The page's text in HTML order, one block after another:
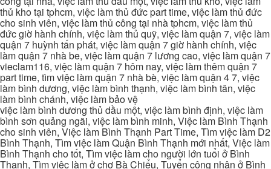
thủ kho tại tphcm, việc làm thủ đức part time, việc làm thủ đức
cho sinh viên, việc làm thủ công tại nhà tphcm, việc làm thủ
đức giờ hành chính, việc làm thủ quỹ, việc làm quận 7, việc làm
quận 7 huỳnh tấn phát, việc làm quận 7 giờ hành chính, việc
làm quận 7 nhà be, việc làm quận 7 lương cao, việc làm quận 7
vieclam116, việc làm quận 7 hôm nay, việc làm thêm quận 7
part time, tìm việc làm quận 7 nhà bè, việc làm quận 4 7, việc
làm bình dương, việc làm bình thạnh, việc làm bình tân, việc
làm bình chánh, việc làm bảo vệ
việc làm bình dương thủ dầu một, việc làm bình định, việc làm
bình sơn quảng ngãi, việc làm bình minh, Việc làm Bình Thạnh
cho sinh viên, Việc làm Bình Thạnh Part Time, Tìm việc làm D2
Bình Thạnh, Tìm việc làm Quận Bình Thạnh mới nhất, Việc làm
Bình Thạnh cho tốt, Tìm việc làm cho người lớn tuổi ở Bình
Thạnh, Tìm việc làm ở chợ Bà Chiểu, Tuyển công nhân ở Bình